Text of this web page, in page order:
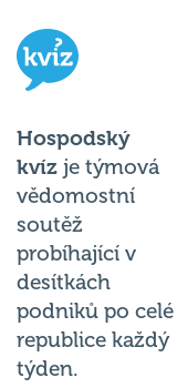
Hospodský
kvíz je týmová
vědomostní
soutěž
probíhající v
desítkách
podniků po celé
republice každý
týden.